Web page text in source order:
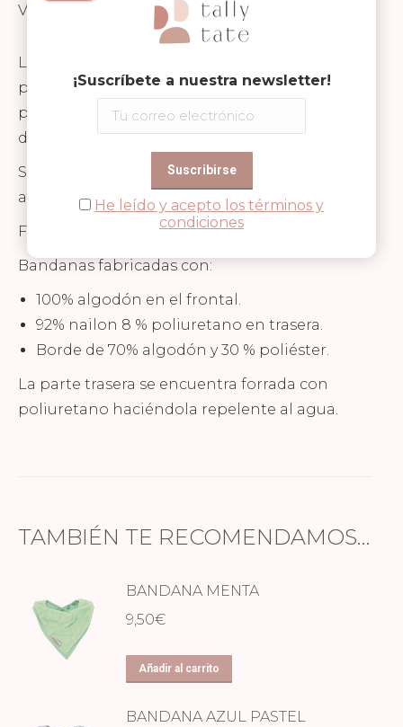
Valoraciones (0)
Las bandanas de la marca Silly Billyz tienen
protección extra en el cuello, ajustándose así
perfectamente y evitando derrames de baba o
de comida y protegiendo su delicada piel.
Se lavan perfectamente en la lavadora y son
aptas para la secadora.
Fáciles de poner y libres de PVC.
Bandanas fabricadas con:
100% algodón en el frontal.
92% nailon 8 % poliuretano en trasera.
Borde de 70% algodón y 30 % poliéster.
La parte trasera se encuentra forrada con
poliuretano haciéndola repelente al agua.
TAMBIÉN TE RECOMENDAMOS…
BANDANA MENTA
9,50€
Añadir al carrito
BANDANA AZUL PASTEL
¡Suscríbete a nuestra newsletter!
He leído y acepto los términos y
condiciones